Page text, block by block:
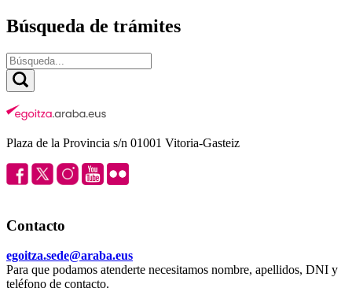
Búsqueda de trámites
Plaza de la Provincia s/n 01001 Vitoria-Gasteiz
Contacto
egoitza.sede@araba.eus
Para que podamos atenderte necesitamos nombre, apellidos, DNI y
teléfono de contacto.